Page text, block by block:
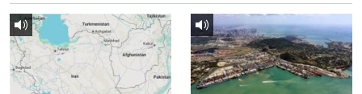
建國史話
廣播節目表